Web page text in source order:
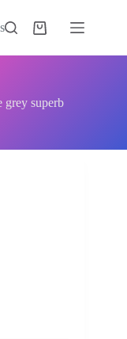
Coș
grey superb